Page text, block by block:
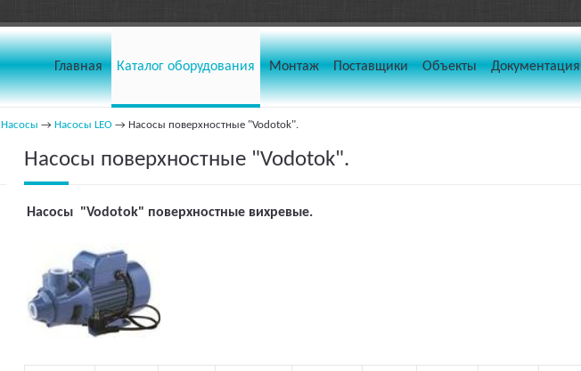
Главная Каталог оборудования Монтаж Поставщики Объекты Документация
Насосы → Насосы LEO → Насосы поверхностные "Vodotok".
Насосы поверхностные "Vodotok".
Насосы "Vodotok" поверхностные вихревые.